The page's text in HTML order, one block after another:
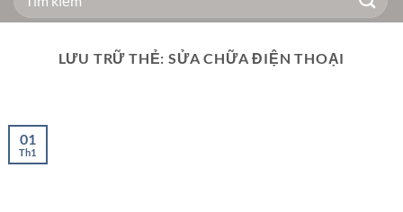
kiếm:
LƯU TRỮ THẺ:SỬA CHỮA ĐIỆN THOẠI
01
Th1